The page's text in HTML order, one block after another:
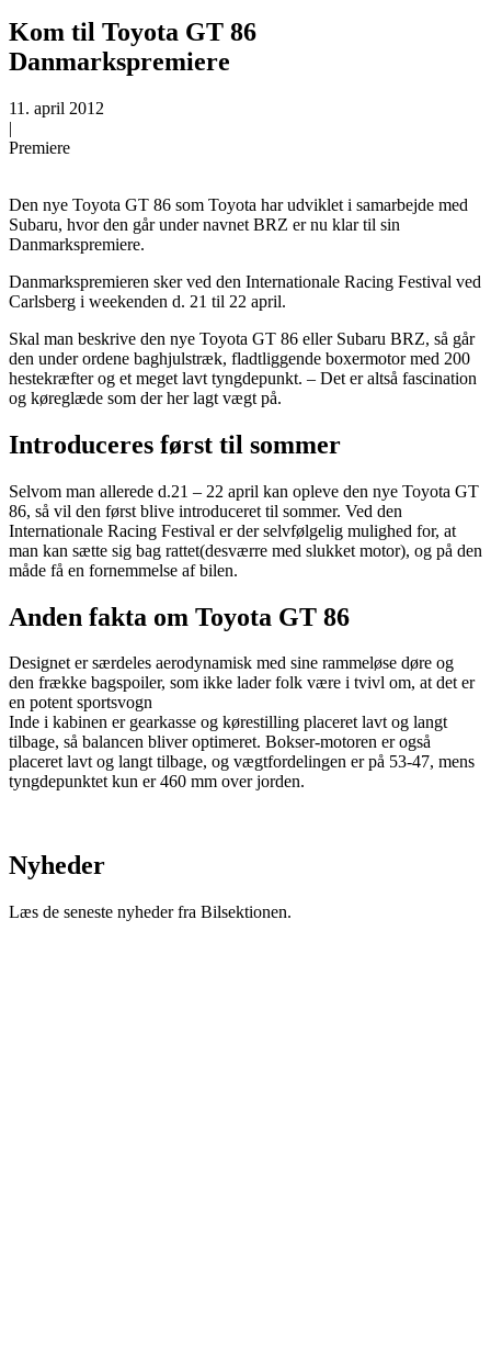
Kom til Toyota GT 86
Danmarkspremiere
11. april 2012
|
Premiere
Den nye Toyota GT 86 som Toyota har udviklet i samarbejde med
Subaru, hvor den går under navnet BRZ er nu klar til sin
Danmarkspremiere.
Danmarkspremieren sker ved den Internationale Racing Festival ved
Carlsberg i weekenden d. 21 til 22 april.
Skal man beskrive den nye Toyota GT 86 eller Subaru BRZ, så går
den under ordene baghjulstræk, fladtliggende boxermotor med 200
hestekræfter og et meget lavt tyngdepunkt. – Det er altså fascination
og køreglæde som der her lagt vægt på.
Introduceres først til sommer
Selvom man allerede d.21 – 22 april kan opleve den nye Toyota GT
86, så vil den først blive introduceret til sommer. Ved den
Internationale Racing Festival er der selvfølgelig mulighed for, at
man kan sætte sig bag rattet(desværre med slukket motor), og på den
måde få en fornemmelse af bilen.
Anden fakta om Toyota GT 86
Designet er særdeles aerodynamisk med sine rammeløse døre og
den frække bagspoiler, som ikke lader folk være i tvivl om, at det er
en potent sportsvogn
Inde i kabinen er gearkasse og kørestilling placeret lavt og langt
tilbage, så balancen bliver optimeret. Bokser-motoren er også
placeret lavt og langt tilbage, og vægtfordelingen er på 53-47, mens
tyngdepunktet kun er 460 mm over jorden.
Nyheder
Læs de seneste nyheder fra Bilsektionen.